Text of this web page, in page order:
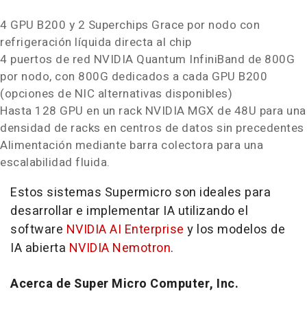
4 GPU B200 y 2 Superchips Grace por nodo con
refrigeración líquida directa al chip
4 puertos de red NVIDIA Quantum InfiniBand de 800G
por nodo, con 800G dedicados a cada GPU B200
(opciones de NIC alternativas disponibles)
Hasta 128 GPU en un rack NVIDIA MGX de 48U para una
densidad de racks en centros de datos sin precedentes
Alimentación mediante barra colectora para una
escalabilidad fluida.
Estos sistemas Supermicro son ideales para
desarrollar e implementar IA utilizando el
software NVIDIA AI Enterprise y los modelos de
IA abierta NVIDIA Nemotron.
Acerca de Super Micro Computer, Inc.